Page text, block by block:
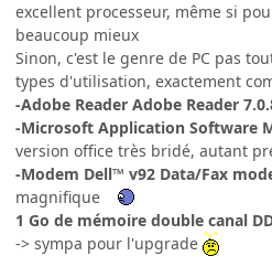
excellent processeur, même si
beaucoup mieux
Sinon, c'est le genre de PC pas
types d'utilisation, exactement
-Adobe Reader Adobe Reader
-Microsoft Application Software
version office très bridé, autant
-Modem Dell™ v92 Data/Fax
magnifique
1 Go de mémoire double canal
-> sympa pour l'upgrade